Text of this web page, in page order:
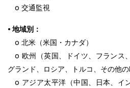
o 交通監視
• 地域別：
o 北米（米国・カナダ）
o 欧州（英国、ドイツ、フランス
グランド、ロシア、トルコ、その他の
o アジア太平洋（中国、日本、イ